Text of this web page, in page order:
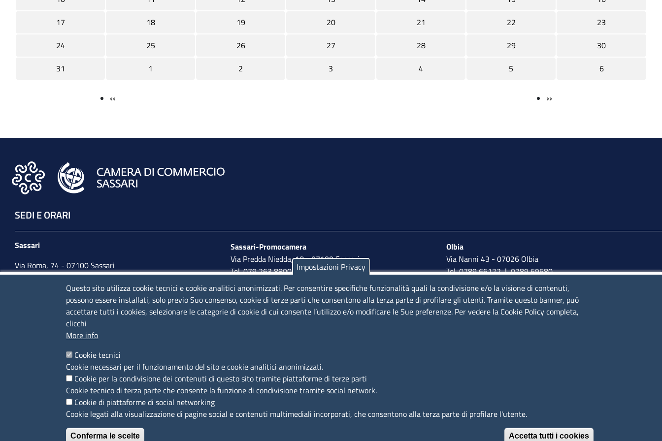
17
18 19 20 21 22
23
24
25 26 27 28 29
30
31
1 2 3 4 5 6
‹‹ ››
SEDI E ORARI
Sassari
Via Roma, 74 - 07100 Sassari
Tel. 079 2080274
lunedì - venerdì: 10,00 - 13,00; mercoledì pomeriggio:
Sassari-Promocamera
Via Predda Niedda, 18 - 07100 Sassari
Tel. 079 263 8800 | Fax 079 2638810
lunedì al venerdì: 10,00 - 13,00; mercoledì pomeriggio:
15,30 - 17,00
Olbia
Via Nanni 43 - 07026 Olbia
Tel. 0789 66122 | 0789 69580
mail:ufficio.olbia@ss.camcom.it
lunedì al venerdì: 9,00 - 12,00; lunedì pomeriggio: 16,00 -
17,00
Camera di Commercio, Industria, Artigianato e
Agricoltura di Sassari
cciaa@ss.legalmail.camcom.it
01047570906
80000930901
Codice Univoco per le fatture elettroniche
Segnalazione di illecito
Amministrazione Trasparente
Dichiarazione di accessibilità
È un servizio realizzato da
Impostazioni Privacy
Questo sito utilizza cookie tecnici e cookie analitici anonimizzati. Per consentire specifiche funzionalità quali la condivisione e/o la visione di contenuti,
possono essere installati, solo previo Suo consenso, cookie di terze parti che consentono alla terza parte di profilare gli utenti. Tramite questo banner, può
accettare tutti i cookies, selezionare le categorie di cookie di cui consente l’utilizzo e/o modificare le Sue preferenze. Per vedere la Cookie Policy completa,
clicchi
More info
Cookie tecnici
Cookie necessari per il funzionamento del sito e cookie analitici anonimizzati.
Cookie per la condivisione dei contenuti di questo sito tramite piattaforme di terze parti
Cookie tecnico di terza parte che consente la funzione di condivisione tramite social network.
Cookie di piattaforme di social networking
Cookie legati alla visualizzazione di pagine social e contenuti multimediali incorporati, che consentono alla terza parte di profilare l'utente.
Conferma le scelte Accetta tutti i cookies